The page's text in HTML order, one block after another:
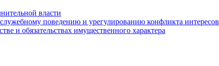
власти
поведению и урегулированию конфликта интересов
и обязательствах имущественного характера